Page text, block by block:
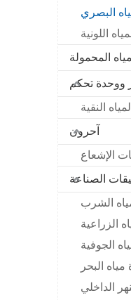
البصري
اللونية
المحمولة
تحكم
النقية
آحرون
الإشعاع
الصناعة
الشرب
الزراعية
الجوفية
البحر
الداخلي